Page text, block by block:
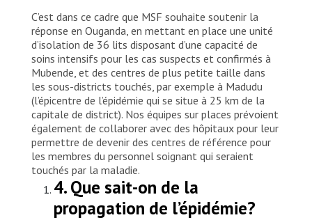
C’est dans ce cadre que MSF souhaite soutenir la
réponse en Ouganda, en mettant en place une unité
d’isolation de 36 lits disposant d’une capacité de
soins intensifs pour les cas suspects et confirmés à
Mubende, et des centres de plus petite taille dans
les sous-districts touchés, par exemple à Madudu
(l’épicentre de l’épidémie qui se situe à 25 km de la
capitale de district). Nos équipes sur places prévoient
également de collaborer avec des hôpitaux pour leur
permettre de devenir des centres de référence pour
les membres du personnel soignant qui seraient
touchés par la maladie.
4. Que sait-on de la
propagation de l’épidémie?